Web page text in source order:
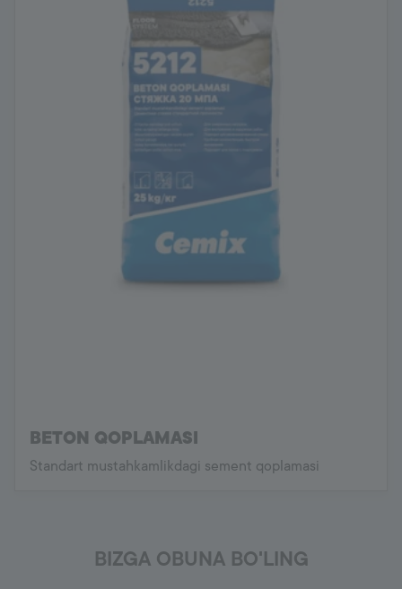
BETON QOPLAMASI
Standart mustahkamlikdagi sement qoplamasi
BIZGA OBUNA BO'LING